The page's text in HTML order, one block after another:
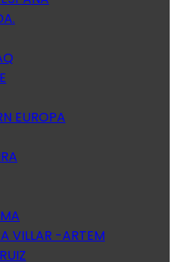
EUROPA
VILLAR -ARTEM